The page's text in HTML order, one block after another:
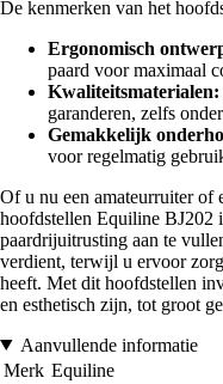
De kenmerken van het
Ergonomisch
paard voor maximaal
Kwaliteitsmaterialen:
garanderen, zelfs
Gemakkelijk
voor regelmatig
Of u nu een amateurruiter of
hoofdstellen Equiline BJ202
paardrijuitrusting aan te
verdient, terwijl u ervoor
heeft. Met dit hoofdstellen
en esthetisch zijn, tot groot
Aanvullende informatie
Merk Equiline